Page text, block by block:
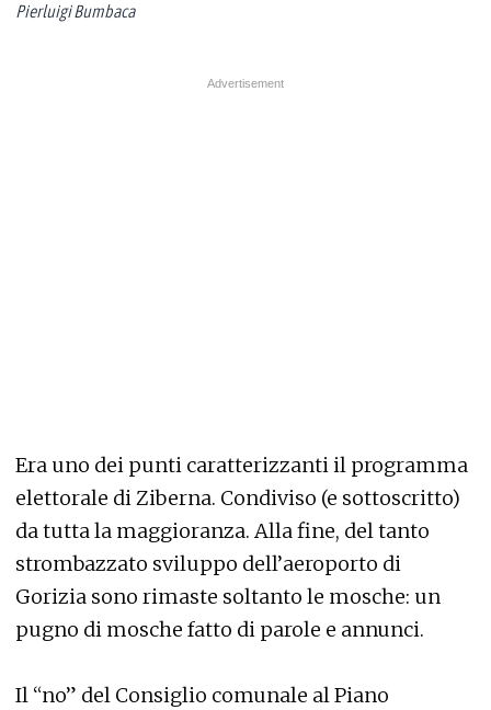
Pierluigi Bumbaca
Era uno dei punti caratterizzanti il programma
elettorale di Ziberna. Condiviso (e sottoscritto)
da tutta la maggioranza. Alla fine, del tanto
strombazzato sviluppo dell’aeroporto di
Gorizia sono rimaste soltanto le mosche: un
pugno di mosche fatto di parole e annunci.
Il “no” del Consiglio comunale al Piano